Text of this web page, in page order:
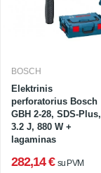
BOSCH
Elektrinis
perforatorius Bosch
GBH 2-28, SDS-Plus,
3.2 J, 880 W +
lagaminas
282,14 € su PVM